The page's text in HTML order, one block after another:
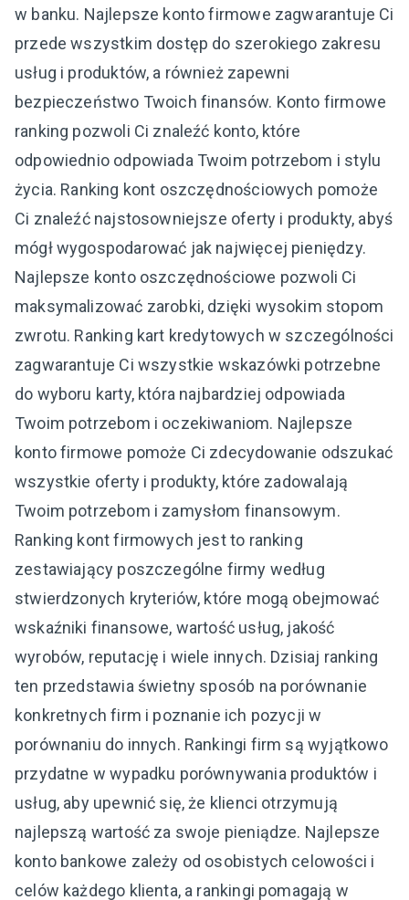
w banku. Najlepsze konto firmowe zagwarantuje Ci
przede wszystkim dostęp do szerokiego zakresu
usług i produktów, a również zapewni
bezpieczeństwo Twoich finansów. Konto firmowe
ranking pozwoli Ci znaleźć konto, które
odpowiednio odpowiada Twoim potrzebom i stylu
życia. Ranking kont oszczędnościowych pomoże
Ci znaleźć najstosowniejsze oferty i produkty, abyś
mógł wygospodarować jak najwięcej pieniędzy.
Najlepsze konto oszczędnościowe pozwoli Ci
maksymalizować zarobki, dzięki wysokim stopom
zwrotu. Ranking kart kredytowych w szczególności
zagwarantuje Ci wszystkie wskazówki potrzebne
do wyboru karty, która najbardziej odpowiada
Twoim potrzebom i oczekiwaniom. Najlepsze
konto firmowe pomoże Ci zdecydowanie odszukać
wszystkie oferty i produkty, które zadowalają
Twoim potrzebom i zamysłom finansowym.
Ranking kont firmowych jest to ranking
zestawiający poszczególne firmy według
stwierdzonych kryteriów, które mogą obejmować
wskaźniki finansowe, wartość usług, jakość
wyrobów, reputację i wiele innych. Dzisiaj ranking
ten przedstawia świetny sposób na porównanie
konkretnych firm i poznanie ich pozycji w
porównaniu do innych. Rankingi firm są wyjątkowo
przydatne w wypadku porównywania produktów i
usług, aby upewnić się, że klienci otrzymują
najlepszą wartość za swoje pieniądze. Najlepsze
konto bankowe zależy od osobistych celowości i
celów każdego klienta, a rankingi pomagają w